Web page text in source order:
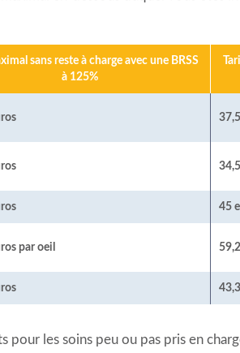
sans reste à charge avec une BRSS
à 125%
45
par oeil
les soins peu ou pas pris en